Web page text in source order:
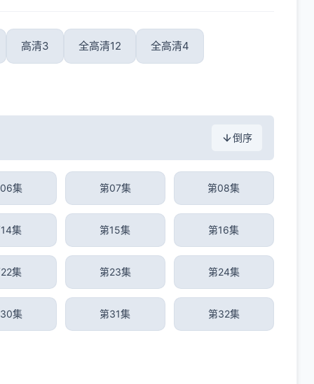
高清3 全高清12 全高清4
倒序
集 第07集 第08集
集 第15集 第16集
集 第23集 第24集
集 第31集 第32集